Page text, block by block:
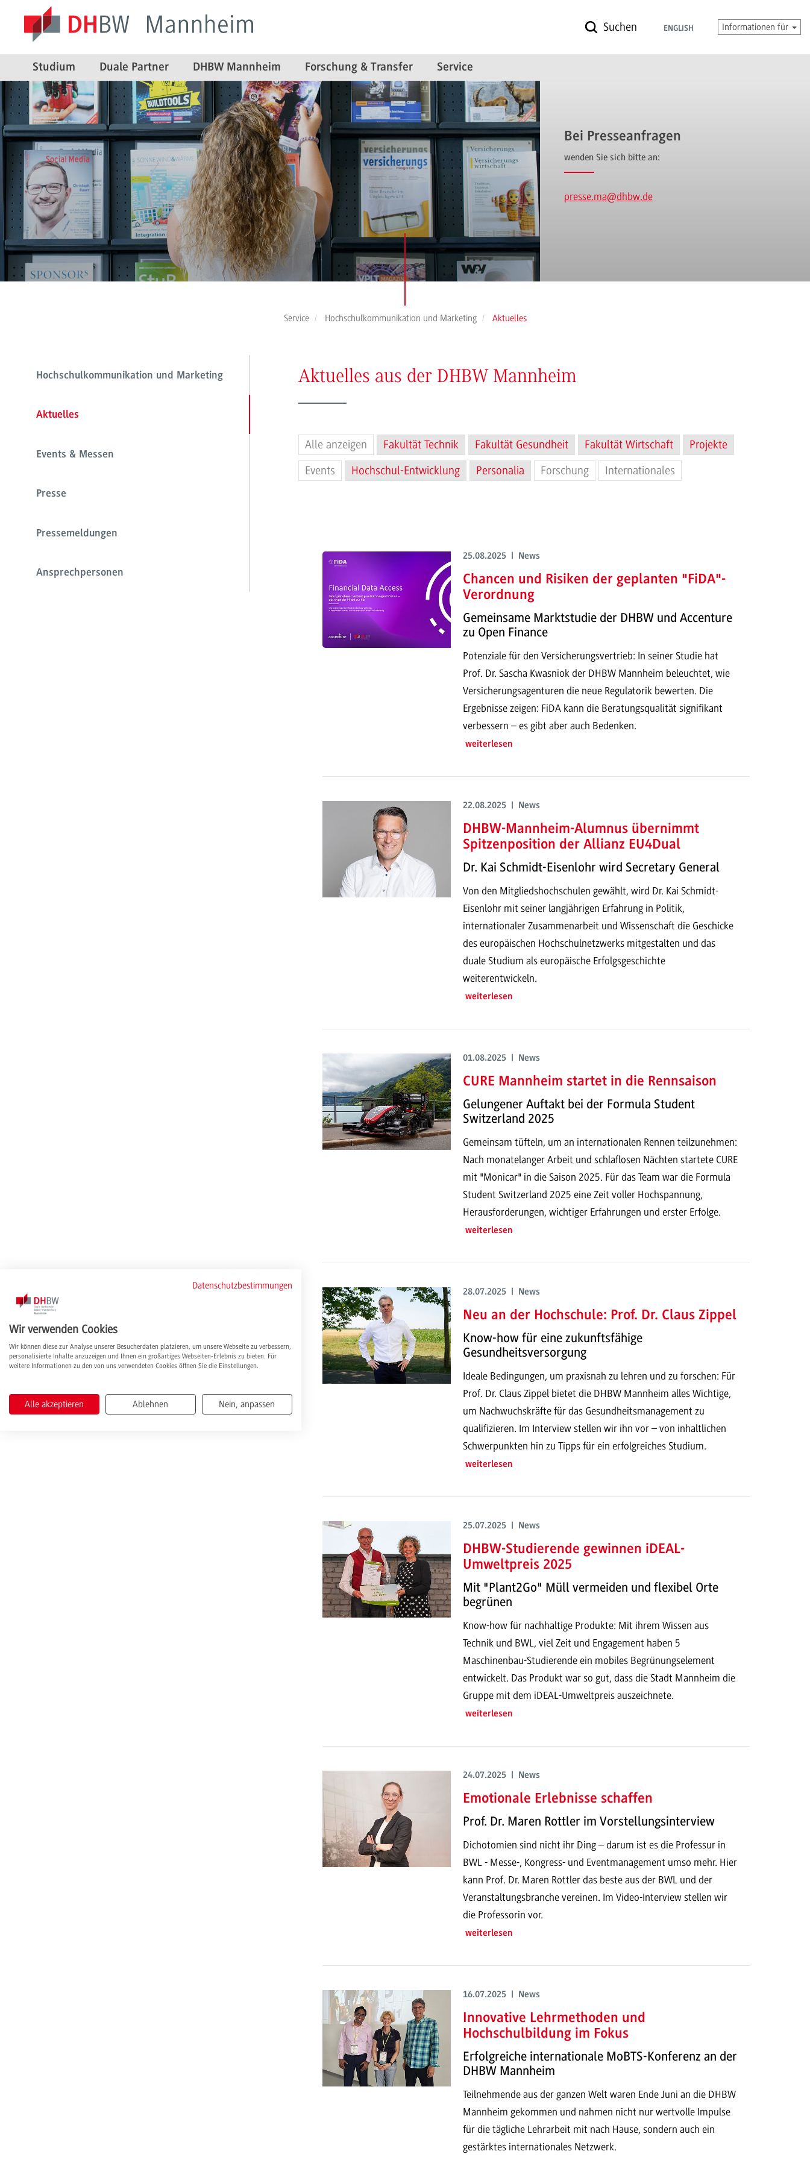
Suchen ENGLISH Informationen für
Studium Duale Partner DHBW Mannheim Forschung & Transfer Service
Bei Presseanfragen
wenden Sie sich bitte an:
presse.ma@dhbw.de
Service Hochschulkommunikation und Marketing Aktuelles
Hochschulkommunikation und Marketing
Aktuelles
Events & Messen
Presse
Pressemeldungen
Ansprechpersonen
Aktuelles aus der DHBW Mannheim
Alle anzeigen Fakultät Technik Fakultät Gesundheit Fakultät Wirtschaft
Projekte
Events
Hochschul-Entwicklung Personalia Forschung Internationales
25.08.2025 | News
Chancen und Risiken der geplanten "FiDA"-
Verordnung
Gemeinsame Marktstudie der DHBW und Accenture
zu Open Finance
Potenziale für den Versicherungsvertrieb: In seiner Studie hat
Prof. Dr. Sascha Kwasniok der DHBW Mannheim beleuchtet, wie
Versicherungsagenturen die neue Regulatorik bewerten. Die
Ergebnisse zeigen: FiDA kann die Beratungsqualität signifikant
verbessern – es gibt aber auch Bedenken.
weiterlesen
22.08.2025 | News
DHBW-Mannheim-Alumnus übernimmt
Spitzenposition der Allianz EU4Dual
Dr. Kai Schmidt-Eisenlohr wird Secretary General
Von den Mitgliedshochschulen gewählt, wird Dr. Kai Schmidt-
Eisenlohr mit seiner langjährigen Erfahrung in Politik,
internationaler Zusammenarbeit und Wissenschaft die Geschicke
des europäischen Hochschulnetzwerks mitgestalten und das
duale Studium als europäische Erfolgsgeschichte
weiterentwickeln.
weiterlesen
01.08.2025 | News
CURE Mannheim startet in die Rennsaison
Gelungener Auftakt bei der Formula Student
Switzerland 2025
Gemeinsam tüfteln, um an internationalen Rennen teilzunehmen:
Nach monatelanger Arbeit und schlaflosen Nächten startete CURE
mit "Monicar" in die Saison 2025. Für das Team war die Formula
Student Switzerland 2025 eine Zeit voller Hochspannung,
Herausforderungen, wichtiger Erfahrungen und erster Erfolge.
weiterlesen
28.07.2025 | News
Neu an der Hochschule: Prof. Dr. Claus Zippel
Know-how für eine zukunftsfähige
Gesundheitsversorgung
Ideale Bedingungen, um praxisnah zu lehren und zu forschen: Für
Prof. Dr. Claus Zippel bietet die DHBW Mannheim alles Wichtige,
um Nachwuchskräfte für das Gesundheitsmanagement zu
qualifizieren. Im Interview stellen wir ihn vor – von inhaltlichen
Schwerpunkten hin zu Tipps für ein erfolgreiches Studium.
weiterlesen
25.07.2025 | News
DHBW-Studierende gewinnen iDEAL-
Umweltpreis 2025
Mit "Plant2Go" Müll vermeiden und flexibel Orte
begrünen
Know-how für nachhaltige Produkte: Mit ihrem Wissen aus
Technik und BWL, viel Zeit und Engagement haben 5
Maschinenbau-Studierende ein mobiles Begrünungselement
entwickelt. Das Produkt war so gut, dass die Stadt Mannheim die
Gruppe mit dem iDEAL-Umweltpreis auszeichnete.
weiterlesen
24.07.2025 | News
Emotionale Erlebnisse schaffen
Prof. Dr. Maren Rottler im Vorstellungsinterview
Dichotomien sind nicht ihr Ding – darum ist es die Professur in
BWL - Messe-, Kongress- und Eventmanagement umso mehr. Hier
kann Prof. Dr. Maren Rottler das beste aus der BWL und der
Veranstaltungsbranche vereinen. Im Video-Interview stellen wir
die Professorin vor.
weiterlesen
16.07.2025 | News
Innovative Lehrmethoden und
Hochschulbildung im Fokus
Erfolgreiche internationale MoBTS-Konferenz an der
DHBW Mannheim
Teilnehmende aus der ganzen Welt waren Ende Juni an die DHBW
Mannheim gekommen und nahmen nicht nur wertvolle Impulse
für die tägliche Lehrarbeit mit nach Hause, sondern auch ein
gestärktes internationales Netzwerk.
Datenschutzbestimmungen
Wir verwenden Cookies
Wir können diese zur Analyse unserer Besucherdaten platzieren, um unsere Webseite zu verbessern,
personalisierte Inhalte anzuzeigen und Ihnen ein großartiges Webseiten-Erlebnis zu bieten. Für
weitere Informationen zu den von uns verwendeten Cookies öffnen Sie die Einstellungen.
Alle akzeptieren Ablehnen Nein, anpassen